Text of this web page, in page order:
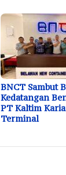
BNCT Sambut
Kedatangan
PT Kaltim
Terminal